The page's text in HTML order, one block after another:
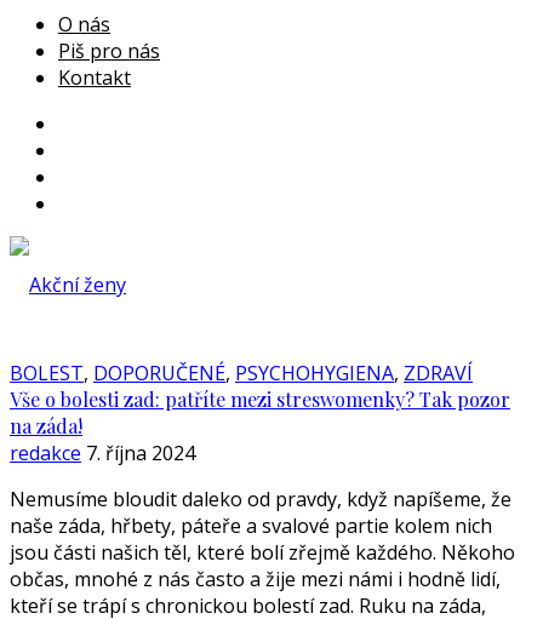
O nás
Piš pro nás
Kontakt
BOLEST, DOPORUČENÉ, PSYCHOHYGIENA, ZDRAVÍ
Vše o bolesti zad: patříte mezi streswomenky? Tak pozor
na záda!
redakce 7. října 2024
Nemusíme bloudit daleko od pravdy, když napíšeme, že
naše záda, hřbety, páteře a svalové partie kolem nich
jsou části našich těl, které bolí zřejmě každého. Někoho
občas, mnohé z nás často a žije mezi námi i hodně lidí,
kteří se trápí s chronickou bolestí zad. Ruku na záda,